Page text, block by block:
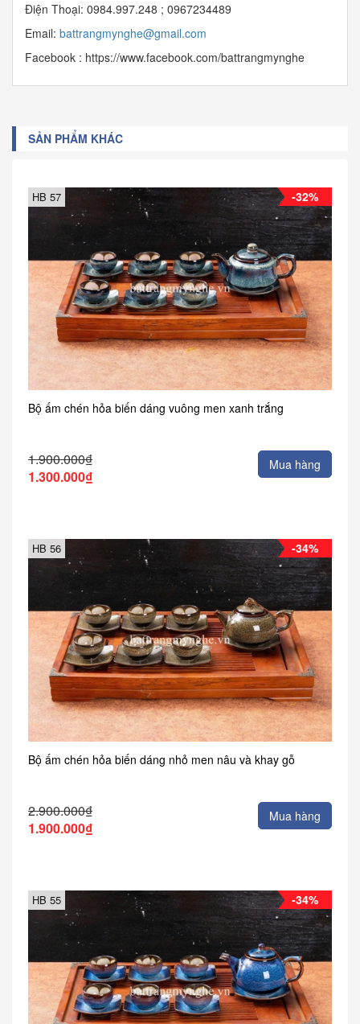
Điện Thoại: 0984.997.248 ; 0967234489
Email: battrangmynghe@gmail.com
Facebook : https://www.facebook.com/battrangmynghe
SẢN PHẨM KHÁC
-32%
HB 57
Bộ ấm chén hỏa biến dáng vuông men xanh trắng
1.900.000₫
1.300.000₫
Mua hàng
-34%
HB 56
Bộ ấm chén hỏa biến dáng nhỏ men nâu và khay gỗ
2.900.000₫
1.900.000₫
Mua hàng
-34%
HB 55